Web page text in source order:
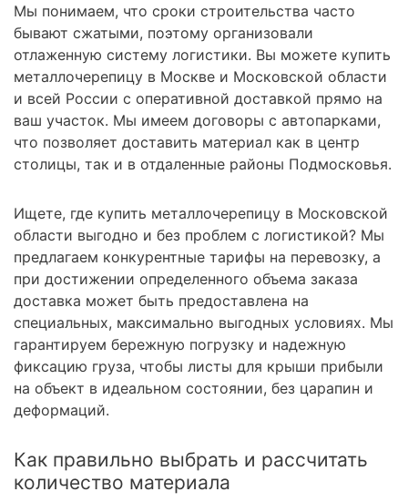
Мы понимаем, что сроки строительства часто
бывают сжатыми, поэтому организовали
отлаженную систему логистики. Вы можете купить
металлочерепицу в Москве и Московской области
и всей России с оперативной доставкой прямо на
ваш участок. Мы имеем договоры с автопарками,
что позволяет доставить материал как в центр
столицы, так и в отдаленные районы Подмосковья.
Ищете, где купить металлочерепицу в Московской
области выгодно и без проблем с логистикой? Мы
предлагаем конкурентные тарифы на перевозку, а
при достижении определенного объема заказа
доставка может быть предоставлена на
специальных, максимально выгодных условиях. Мы
гарантируем бережную погрузку и надежную
фиксацию груза, чтобы листы для крыши прибыли
на объект в идеальном состоянии, без царапин и
деформаций.
Как правильно выбрать и рассчитать
количество материала